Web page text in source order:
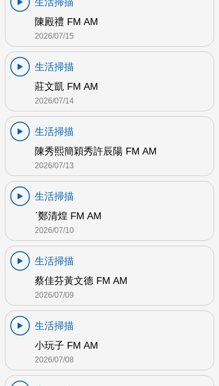
陳殿禮 FM AM
2026/07/15
生活掃描
莊文凱 FM AM
2026/07/14
生活掃描
陳秀熙簡穎秀許辰陽 FM AM
2026/07/13
生活掃描
ˊ鄭清煌 FM AM
2026/07/10
生活掃描
蔡佳芬黃文德 FM AM
2026/07/09
生活掃描
小玩子 FM AM
2026/07/08